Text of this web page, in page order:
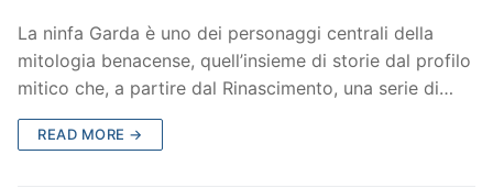
La ninfa Garda è uno dei personaggi centrali della
mitologia benacense, quell’insieme di storie dal profilo
mitico che, a partire dal Rinascimento, una serie di…
READ MORE →